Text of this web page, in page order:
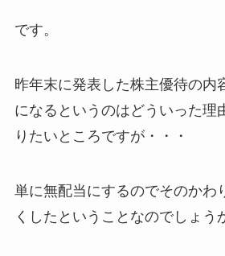
です。
昨年末に発表した株主優待の内
になるというのはどういった理
りたいところですが・・・
単に無配当にするのでそのかわ
くしたということなのでしょう